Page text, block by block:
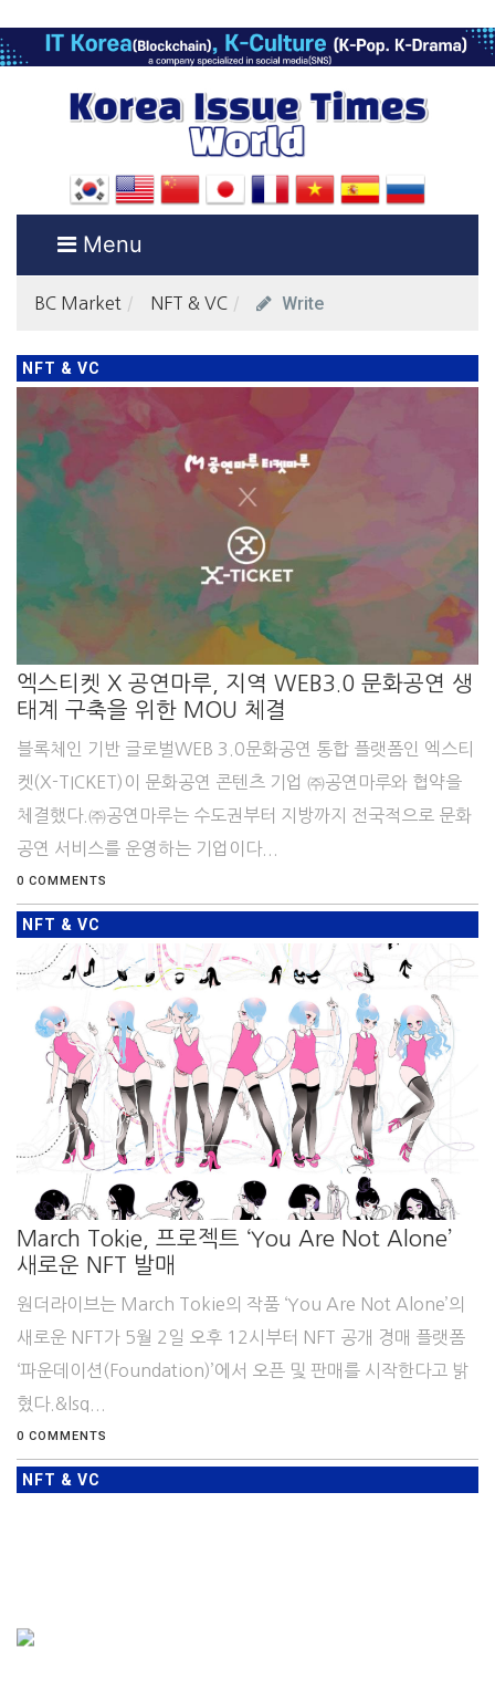
Menu
BC Market NFT & VC Write
NFT & VC
엑스티켓 X 공연마루, 지역 WEB3.0 문화공연 생
태계 구축을 위한 MOU 체결
블록체인 기반 글로벌WEB 3.0문화공연 통합 플랫폼인 엑스티
켓(X-TICKET)이 문화공연 콘텐츠 기업 ㈜공연마루와 협약을
체결했다.㈜공연마루는 수도권부터 지방까지 전국적으로 문화
공연 서비스를 운영하는 기업이다...
0 COMMENTS
NFT & VC
March Tokie, 프로젝트 ‘You Are Not Alone’
새로운 NFT 발매
원더라이브는 March Tokie의 작품 ‘You Are Not Alone’의
새로운 NFT가 5월 2일 오후 12시부터 NFT 공개 경매 플랫폼
‘파운데이션(Foundation)’에서 오픈 및 판매를 시작한다고 밝
혔다.&lsq...
0 COMMENTS
NFT & VC